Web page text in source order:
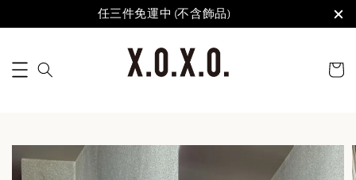
任三件免運中 (不含飾品)